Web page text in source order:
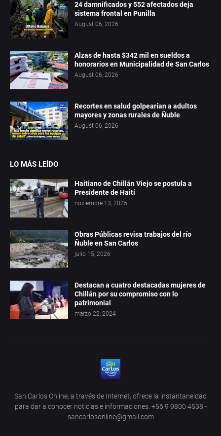
24 damnificados y 552 afectados deja
sistema frontal en Punilla
August 06, 2026
Alzas de hasta $342 mil en sueldos a
honorarios en Municipalidad de San Carlos
August 06, 2026
Recortes en salud golpearían a adultos
mayores y zonas rurales de Ñuble
August 06, 2026
LO MÁS LEÍDO
Haitiano de Chillán Viejo se postula a
Presidente de Haití
noviembre 13, 2025
Obras Públicas revisa trabajos del río
Ñuble en San Carlos
julio 15, 2026
Destacan a cuatro destacadas mujeres de
Chillán por su compromiso con lo
patrimonial
marzo 22, 2024
San Carlos Online, a través de Internet, ofrece la instantaneidad
para dar a conocer noticias e informaciones. +56 9 9800 4538 -
sancarlosonline@gmail.com